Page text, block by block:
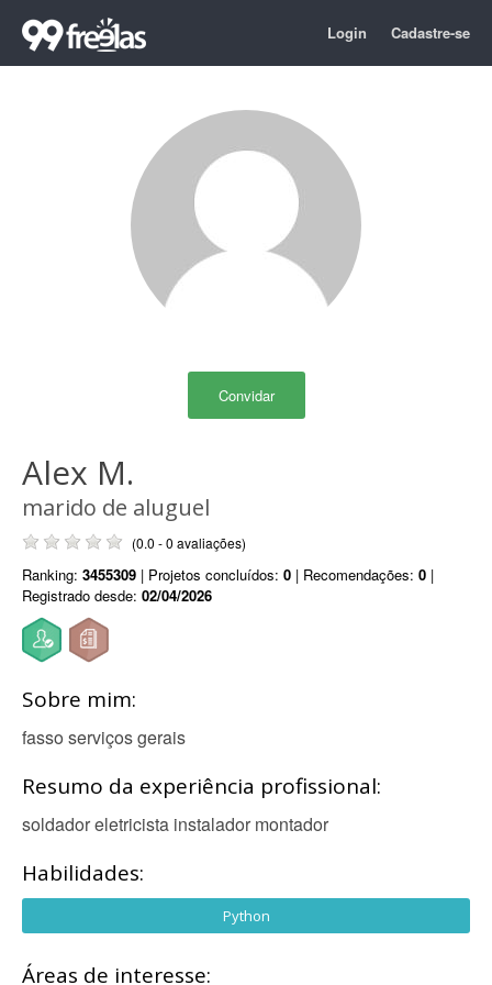
Login Cadastre-se
Convidar
Alex M.
marido de aluguel
(0.0 - 0 avaliações)
Ranking: 3455309 | Projetos concluídos: 0 | Recomendações: 0 |
Registrado desde: 02/04/2026
Sobre mim:
fasso serviços gerais
Resumo da experiência profissional:
soldador eletricista instalador montador
Habilidades:
Python
Áreas de interesse: